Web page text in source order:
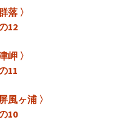
〉
12
〉
11
風ヶ浦 〉
10